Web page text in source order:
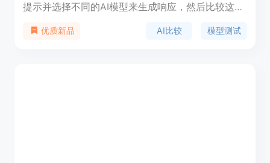
提示并选择不同的AI模型来生成响应，然后比较这些
投票，以发现哪些AI模型在公共意见中表现最佳。
优质新品 AI比较 模型测试